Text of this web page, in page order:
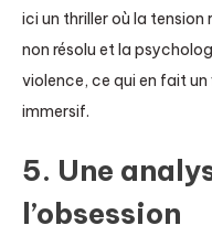
ici un thriller où la
non résolu et la
violence, ce qui en fait
immersif.
5. Une
l’obsession